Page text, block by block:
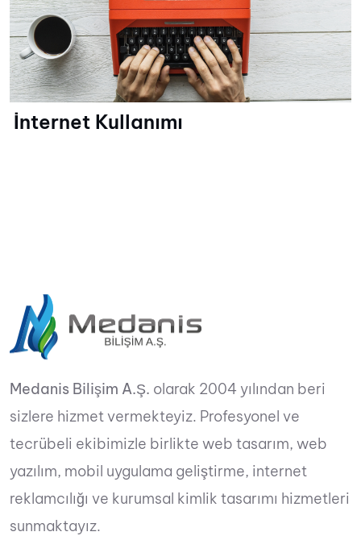
İnternet Kullanımı
Medanis Bilişim A.Ş. olarak 2004 yılından beri
sizlere hizmet vermekteyiz. Profesyonel ve
tecrübeli ekibimizle birlikte web tasarım, web
yazılım, mobil uygulama geliştirme, internet
reklamcılığı ve kurumsal kimlik tasarımı hizmetleri
sunmaktayız.